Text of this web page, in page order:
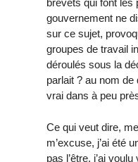
brevets qui font les
gouvernement ne
sur ce sujet,
groupes de travail
déroulés sous la
parlait ? au nom de
vrai dans à peu
Ce qui veut dire,
m’excuse, j’ai été
pas l’être, j’ai